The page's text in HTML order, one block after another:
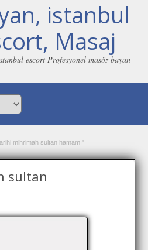
istanbul
Masaj
escort Profesyonel masöz bayan
mihrimah sultan hamamı"
sultan